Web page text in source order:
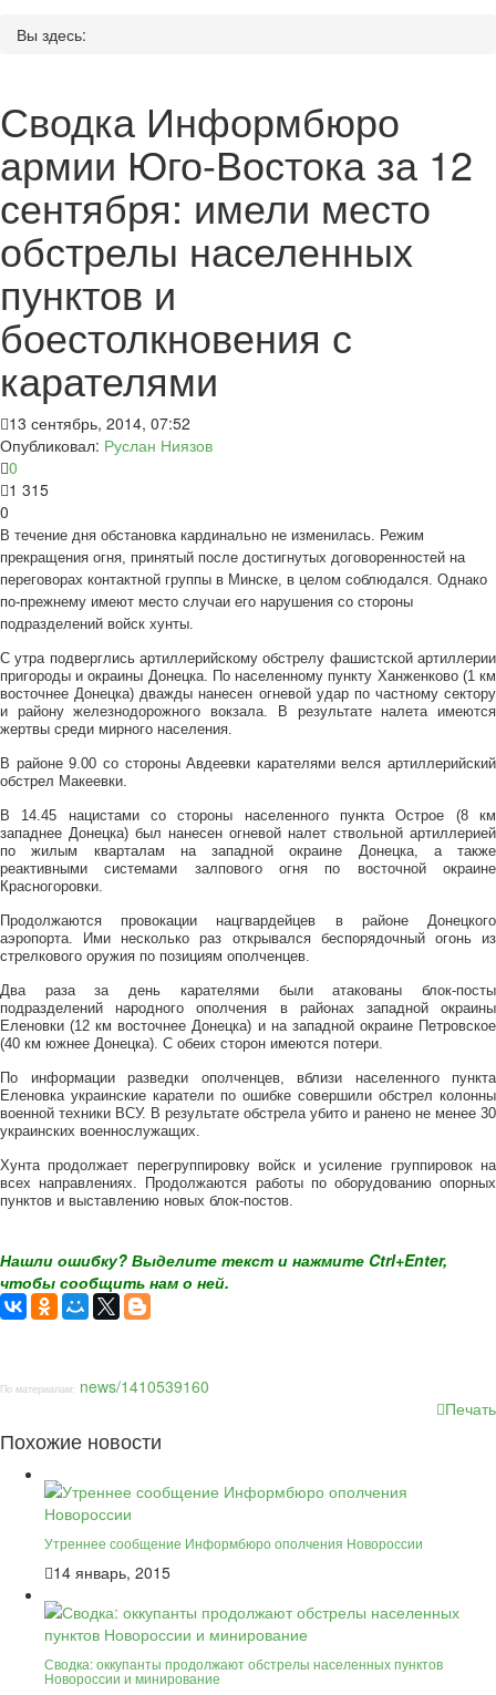
Вы здесь:
Сводка Информбюро
армии Юго-Востока за 12
сентября: имели место
обстрелы населенных
пунктов и
боестолкновения с
карателями
13 сентябрь, 2014, 07:52
Опубликовал: Руслан Ниязов
0
1 315
0
В течение дня обстановка кардинально не изменилась. Режим
прекращения огня, принятый после достигнутых договоренностей на
переговорах контактной группы в Минске, в целом соблюдался. Однако
по-прежнему имеют место случаи его нарушения со стороны
подразделений войск хунты.
С утра подверглись артиллерийскому обстрелу фашистской артиллерии
пригороды и окраины Донецка. По населенному пункту Ханженково (1 км
восточнее Донецка) дважды нанесен огневой удар по частному сектору
и району железнодорожного вокзала. В результате налета имеются
жертвы среди мирного населения.
В районе 9.00 со стороны Авдеевки карателями велся артиллерийский
обстрел Макеевки.
В 14.45 нацистами со стороны населенного пункта Острое (8 км
западнее Донецка) был нанесен огневой налет ствольной артиллерией
по жилым кварталам на западной окраине Донецка, а также
реактивными системами залпового огня по восточной окраине
Красногоровки.
Продолжаются провокации нацгвардейцев в районе Донецкого
аэропорта. Ими несколько раз открывался беспорядочный огонь из
стрелкового оружия по позициям ополченцев.
Два раза за день карателями были атакованы блок-посты
подразделений народного ополчения в районах западной окраины
Еленовки (12 км восточнее Донецка) и на западной окраине Петровское
(40 км южнее Донецка). С обеих сторон имеются потери.
По информации разведки ополченцев, вблизи населенного пункта
Еленовка украинские каратели по ошибке совершили обстрел колонны
военной техники ВСУ. В результате обстрела убито и ранено не менее 30
украинских военнослужащих.
Хунта продолжает перегруппировку войск и усиление группировок на
всех направлениях. Продолжаются работы по оборудованию опорных
пунктов и выставлению новых блок-постов.
Нашли ошибку? Выделите текст и нажмите Ctrl+Enter,
чтобы сообщить нам о ней.
По материалам: news/1410539160
Печать
Похожие новости
Утреннее сообщение Информбюро ополчения Новороссии
14 январь, 2015
Сводка: оккупанты продолжают обстрелы населенных пунктов
Новороссии и минирование